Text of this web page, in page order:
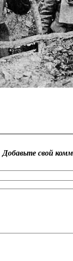
Добавьте свой